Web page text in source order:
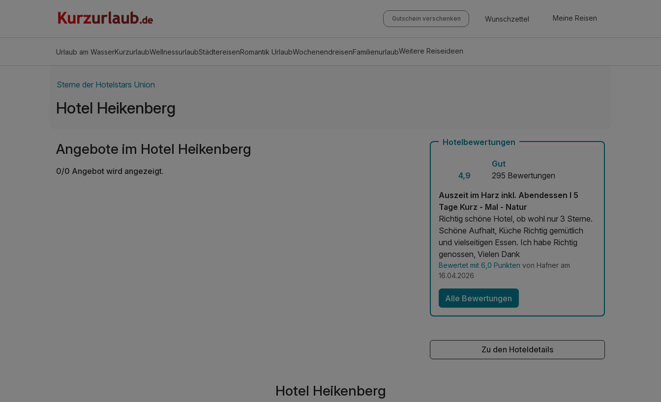
Gutschein verschenken Wunschzettel Meine Reisen
Urlaub am WasserKurzurlaubWellnessurlaubStädtereisenRomantik UrlaubWochenendreisenFamilienurlaubWeitere Reiseideen
Sterne der Hotelstars Union
Hotel Heikenberg
Angebote im Hotel Heikenberg
0/0 Angebot wird angezeigt.
Hotelbewertungen
4,9
Gut
295 Bewertungen
Auszeit im Harz inkl. Abendessen I 5
Tage Kurz - Mal - Natur
Richtig schöne Hotel, ob wohl nur 3 Sterne.
Schöne Aufhalt, Küche Richtig gemütlich
und vielseitigen Essen. Ich habe Richtig
genossen, Vielen Dank
Bewertet mit 6,0 Punkten von Hafner am
16.04.2026
Alle Bewertungen
Zu den Hoteldetails
Hotel Heikenberg